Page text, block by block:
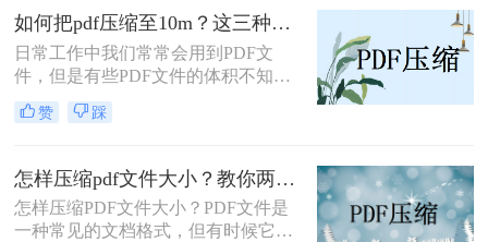
决，事实上我们可以通过压缩PDF文
件体积轻松解决问题，那么ps如何压
缩pdf的文件呢?今天小编将教大家PS
压缩pdf文件的方法，操作还是非常简
单的，大家来看看吧。
如何把pdf压缩至10m？这三种方法值得一试！
日常工作中我们常常会用到PDF文
件，但是有些PDF文件的体积不知不
觉膨胀得很大，不仅传输、分享速度
很慢，在有些平台甚至超过了大小限
文件并不难，今天小编就给你分享3
个常用的好方法，帮你轻松搞定如何
把pdf压缩至10m！
赞 踩
怎样压缩pdf文件大小？教你两个转换办法！
怎样压缩PDF文件大小？PDF文件是
一种常见的文档格式，但有时候它们